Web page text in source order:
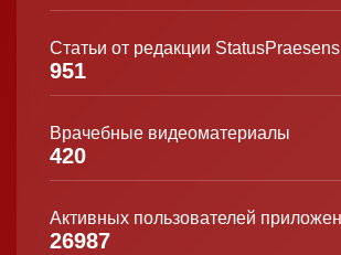
Статьи от редакции StatusPraesens
951
Врачебные видеоматериалы
420
Активных пользователей
26987